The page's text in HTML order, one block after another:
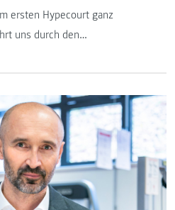
ersten Hypecourt ganz
uns durch den